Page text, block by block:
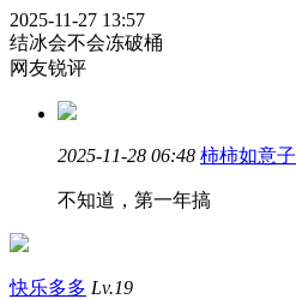
2025-11-27 13:57
结冰会不会冻破桶
网友锐评
2025-11-28 06:48 柿柿如意子
不知道，第一年搞
快乐多多 Lv.19